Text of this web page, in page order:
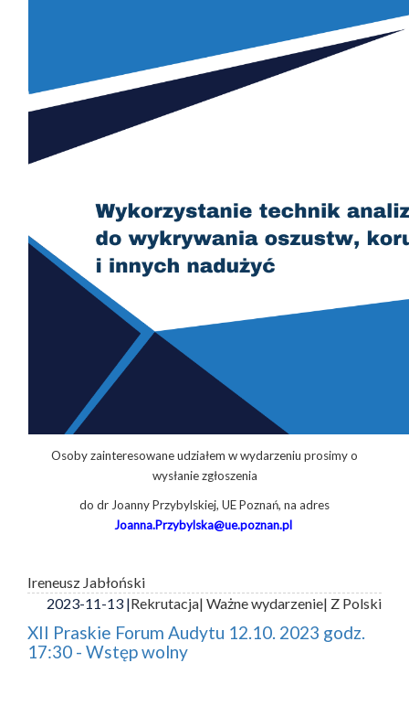
Osoby zainteresowane udziałem w wydarzeniu prosimy o
wysłanie zgłoszenia
do dr Joanny Przybylskiej, UE Poznań, na adres
Joanna.Przybylska@ue.poznan.pl
Ireneusz Jabłoński
2023-11-13 |Rekrutacja| Ważne wydarzenie| Z Polski
XII Praskie Forum Audytu 12.10. 2023 godz.
17:30 - Wstęp wolny